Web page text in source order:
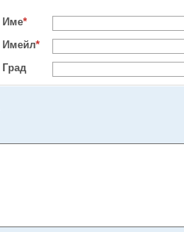
Име*
Имейл*
Град